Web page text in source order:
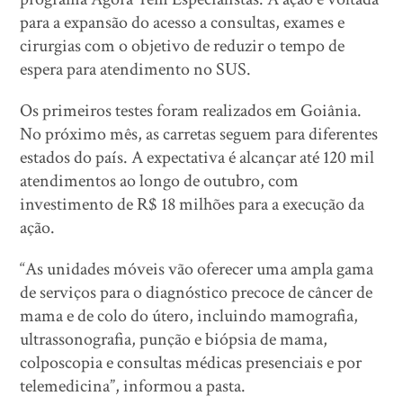
para a expansão do acesso a consultas, exames e
cirurgias com o objetivo de reduzir o tempo de
espera para atendimento no SUS.
Os primeiros testes foram realizados em Goiânia.
No próximo mês, as carretas seguem para diferentes
estados do país. A expectativa é alcançar até 120 mil
atendimentos ao longo de outubro, com
investimento de R$ 18 milhões para a execução da
ação.
“As unidades móveis vão oferecer uma ampla gama
de serviços para o diagnóstico precoce de câncer de
mama e de colo do útero, incluindo mamografia,
ultrassonografia, punção e biópsia de mama,
colposcopia e consultas médicas presenciais e por
telemedicina”, informou a pasta.